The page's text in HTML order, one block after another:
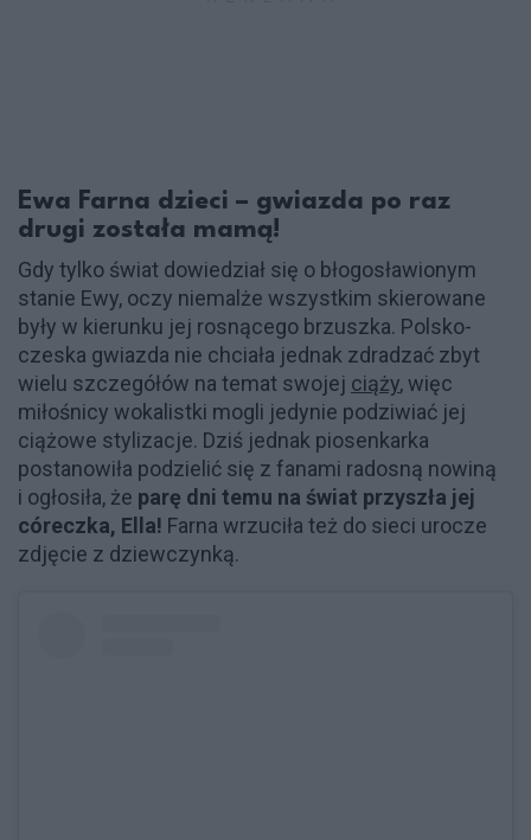
Ewa Farna dzieci – gwiazda po raz
drugi została mamą!
Gdy tylko świat dowiedział się o błogosławionym
stanie Ewy, oczy niemalże wszystkim skierowane
były w kierunku jej rosnącego brzuszka. Polsko-
czeska gwiazda nie chciała jednak zdradzać zbyt
wielu szczegółów na temat swojej ciąży, więc
miłośnicy wokalistki mogli jedynie podziwiać jej
ciążowe stylizacje. Dziś jednak piosenkarka
postanowiła podzielić się z fanami radosną nowiną
i ogłosiła, że parę dni temu na świat przyszła jej
córeczka, Ella! Farna wrzuciła też do sieci urocze
zdjęcie z dziewczynką.